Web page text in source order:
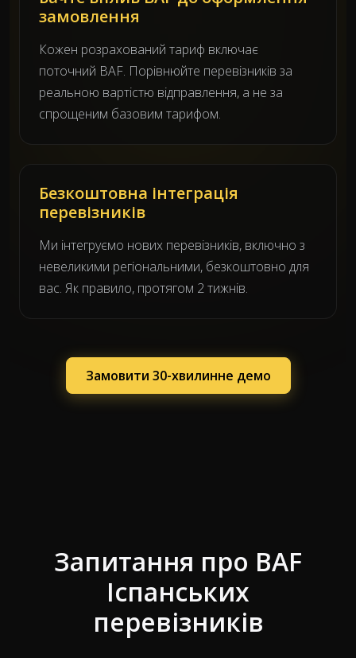
замовлення
Кожен розрахований тариф включає
поточний BAF. Порівнюйте перевізників за
реальною вартістю відправлення, а не за
спрощеним базовим тарифом.
Безкоштовна інтеграція
перевізників
Ми інтегруємо нових перевізників, включно з
невеликими регіональними, безкоштовно для
вас. Як правило, протягом 2 тижнів.
Замовити 30-хвилинне демо
Запитання про BAF
Іспанських
перевізників